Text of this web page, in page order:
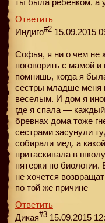
Ответить
Индиго#2 15.09.2015
Софья, я ни о чем не
поговорить с мамой
помнишь, когда я
сестры младше меня
веселым. И дом я
где я спала — каждый
бревнах дома тоже
сестрами засунули
собирали мед, а
притаскивала в
пятерки по
не хочется
по той же причине
Ответить
Дикая#3 15.09.2015